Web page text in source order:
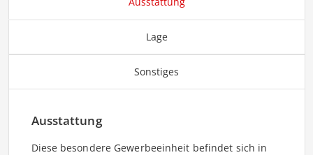
Lage
Sonstiges
Ausstattung
Diese besondere Gewerbeeinheit befindet sich in